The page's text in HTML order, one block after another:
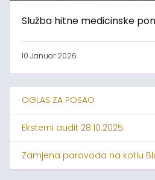
Služba hitne medicinske
10 Januar 2026
OGLAS ZA POSAO
Eksterni audit 28.10.2025.
Zamjena parovoda na kotlu